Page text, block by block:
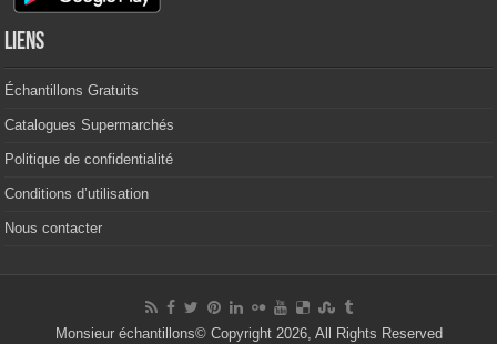
Liens
Échantillons Gratuits
Catalogues Supermarchés
Politique de confidentialité
Conditions d’utilisation
Nous contacter
Monsieur échantillons© Copyright 2026, All Rights Reserved